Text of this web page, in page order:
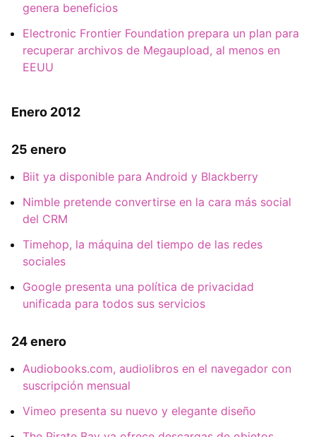
genera beneficios
Electronic Frontier Foundation prepara un plan para
recuperar archivos de Megaupload, al menos en
EEUU
Enero 2012
25 enero
Biit ya disponible para Android y Blackberry
Nimble pretende convertirse en la cara más social
del CRM
Timehop, la máquina del tiempo de las redes
sociales
Google presenta una política de privacidad
unificada para todos sus servicios
24 enero
Audiobooks.com, audiolibros en el navegador con
suscripción mensual
Vimeo presenta su nuevo y elegante diseño